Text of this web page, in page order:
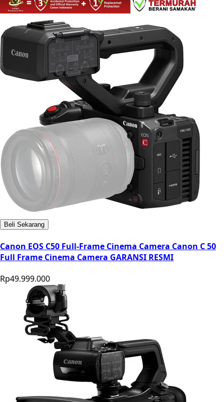
Beli Sekarang
Canon EOS C50 Full-Frame Cinema Camera Canon C 50
Full Frame Cinema Camera GARANSI RESMI
Rp49.999.000